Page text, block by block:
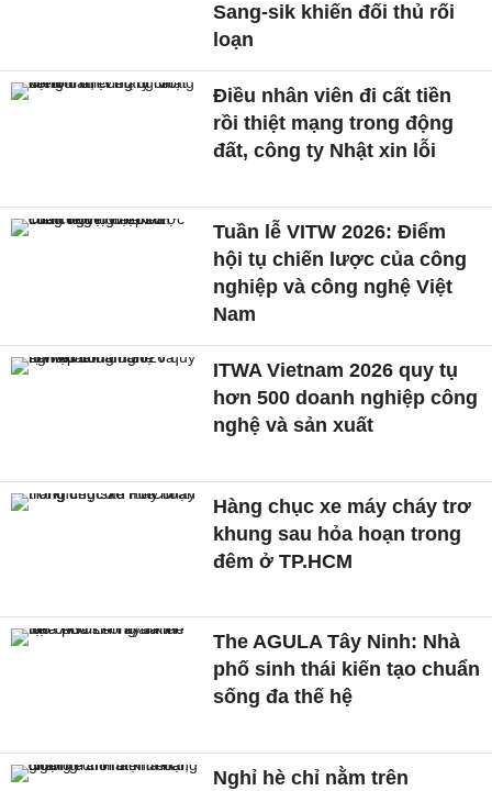
Sang-sik khiến đối thủ rối
loạn
Điều nhân viên đi cất tiền
rồi thiệt mạng trong động
đất, công ty Nhật xin lỗi
Tuần lễ VITW 2026: Điểm
hội tụ chiến lược của công
nghiệp và công nghệ Việt
Nam
ITWA Vietnam 2026 quy tụ
hơn 500 doanh nghiệp công
nghệ và sản xuất
Hàng chục xe máy cháy trơ
khung sau hỏa hoạn trong
đêm ở TP.HCM
The AGULA Tây Ninh: Nhà
phố sinh thái kiến tạo chuẩn
sống đa thế hệ
Nghỉ hè chỉ nằm trên